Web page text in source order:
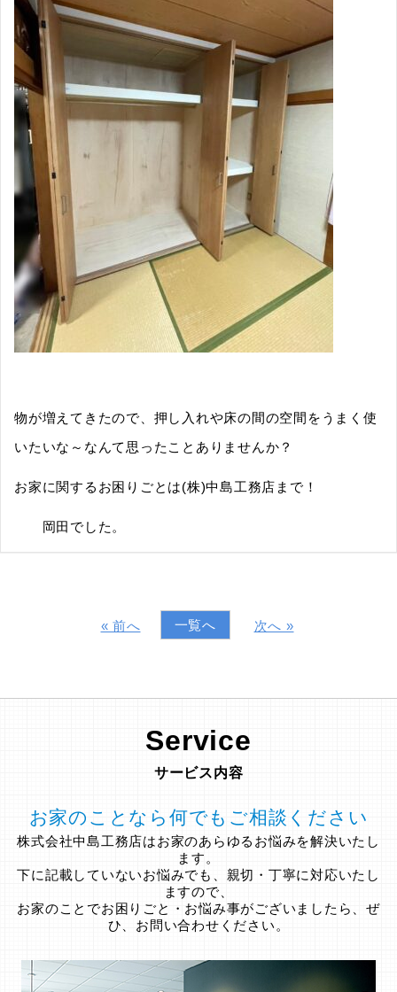
物が増えてきたので、押し入れや床の間の空間をうまく使
いたいな～なんて思ったことありませんか？
お家に関するお困りごとは(株)中島工務店まで！
岡田でした。
« 前へ 一覧へ 次へ »
Service
サービス内容
お家のことなら何でもご相談ください
株式会社中島工務店はお家のあらゆるお悩みを解決いたし
ます。
下に記載していないお悩みでも、親切・丁寧に対応いたし
ますので、
お家のことでお困りごと・お悩み事がございましたら、ぜ
ひ、お問い合わせください。